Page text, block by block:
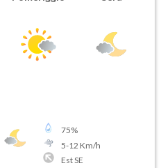
75%
5-12 Km/h
Est SE